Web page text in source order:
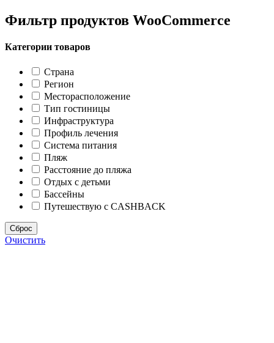
Фильтр продуктов WooCommerce
Категории товаров
Страна
Регион
Месторасположение
Тип гостиницы
Инфраструктура
Профиль лечения
Система питания
Пляж
Расстояние до пляжа
Отдых с детьми
Бассейны
Путешествую с CASHBACK
Сброс
Очистить